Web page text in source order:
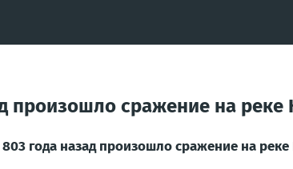
произошло сражение на реке
803 года назад произошло сражение на реке